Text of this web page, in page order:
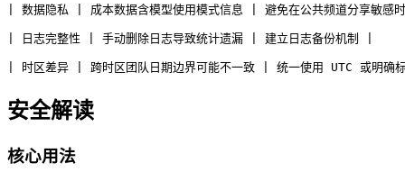
| 数据隐私 | 成本数据含模型使用模式信息 | 避免在公共频道分享敏感
| 日志完整性 | 手动删除日志导致统计遗漏 | 建立日志备份机制 |
| 时区差异 | 跨时区团队日期边界可能不一致 | 统一使用 UTC 或明确
安全解读
核心用法